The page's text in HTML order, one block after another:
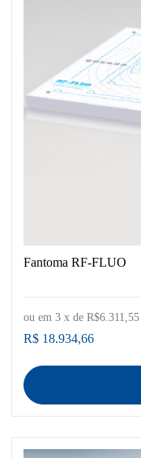
Fantoma RF-FLUO
R$ 18.934,66
ou em 3 x de R$6.311,55